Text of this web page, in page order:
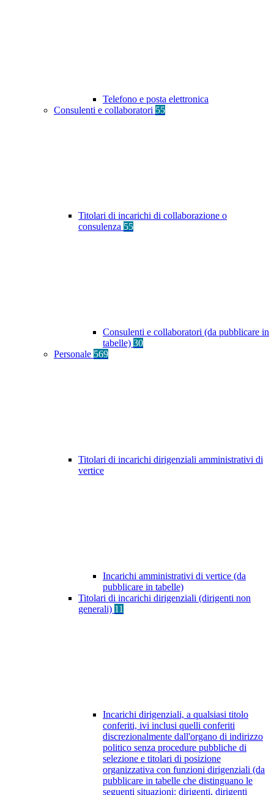
Telefono e posta elettronica
Consulenti e collaboratori 55
Titolari di incarichi di collaborazione o
consulenza 55
Consulenti e collaboratori (da pubblicare in
tabelle) 30
Personale 569
Titolari di incarichi dirigenziali amministrativi di
vertice
Incarichi amministrativi di vertice (da
pubblicare in tabelle)
Titolari di incarichi dirigenziali (dirigenti non
generali) 11
Incarichi dirigenziali, a qualsiasi titolo
conferiti, ivi inclusi quelli conferiti
discrezionalmente dall'organo di indirizzo
politico senza procedure pubbliche di
selezione e titolari di posizione
organizzativa con funzioni dirigenziali (da
pubblicare in tabelle che distinguano le
seguenti situazioni: dirigenti, dirigenti